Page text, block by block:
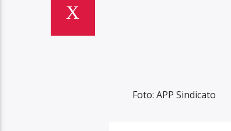
Foto: APP Sindicato